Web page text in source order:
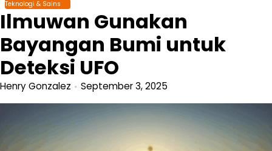
Teknologi & Sains
Ilmuwan Gunakan
Bayangan Bumi untuk
Deteksi UFO
Henry Gonzalez September 3, 2025